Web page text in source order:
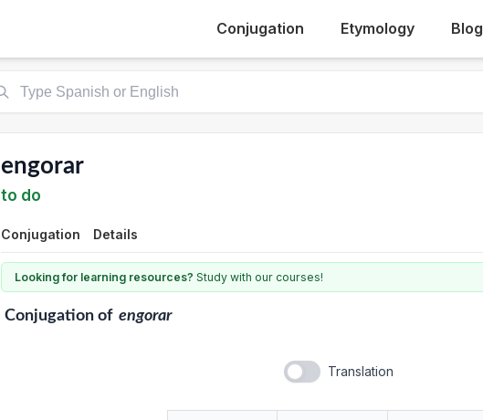
Conjugation Etymology Blog
engorar
to do
Conjugation Details
Looking for learning resources? Study with our courses!
Conjugationof engorar
Translation